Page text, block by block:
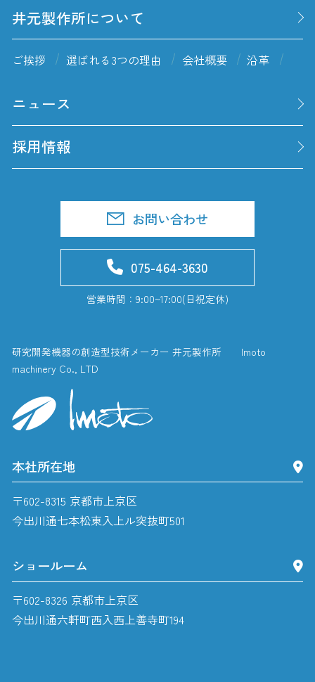
井元製作所について
ご挨拶 選ばれる3つの理由 会社概要 沿革
ニュース
採用情報
お問い合わせ
075-464-3630
営業時間：9:00~17:00(日祝定休)
研究開発機器の創造型技術メーカー 井元製作所 Imoto
machinery Co., LTD
本社所在地
〒602-8315 京都市上京区
今出川通七本松東入上ル突抜町501
ショールーム
〒602-8326 京都市上京区
今出川通六軒町西入西上善寺町194